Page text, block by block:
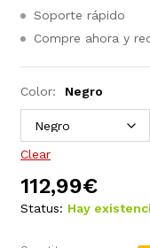
Soporte rápido
Compre ahora y
Color: Negro
Clear
112,99€
Status: Hay